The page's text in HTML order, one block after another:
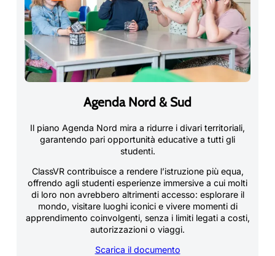
Agenda Nord & Sud
Il piano Agenda Nord mira a ridurre i divari territoriali,
garantendo pari opportunità educative a tutti gli
studenti.
ClassVR contribuisce a rendere l’istruzione più equa,
offrendo agli studenti esperienze immersive a cui molti
di loro non avrebbero altrimenti accesso: esplorare il
mondo, visitare luoghi iconici e vivere momenti di
apprendimento coinvolgenti, senza i limiti legati a costi,
autorizzazioni o viaggi.
Scarica il documento